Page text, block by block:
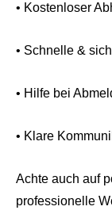
• Kostenloser
• Schnelle &
• Hilfe bei
• Klare
Achte auch auf
professionelle